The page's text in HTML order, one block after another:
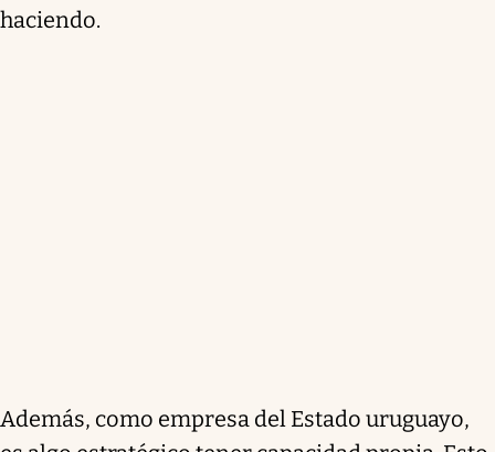
haciendo.
Además, como empresa del Estado uruguayo,